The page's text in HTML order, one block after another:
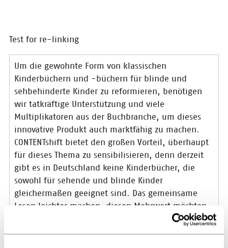
Test for re-linking
Um die gewohnte Form von klassischen
Kinderbüchern und -büchern für blinde und
sehbehinderte Kinder zu reformieren, benötigen
wir tatkräftige Unterstützung und viele
Multiplikatoren aus der Buchbranche, um dieses
innovative Produkt auch marktfähig zu machen.
CONTENTshift bietet den großen Vorteil, überhaupt
für dieses Thema zu sensibilisieren, denn derzeit
gibt es in Deutschland keine Kinderbücher, die
sowohl für sehende und blinde Kinder
gleichermaßen geeignet sind. Das gemeinsame
Lesen leichter machen, diesen Mehrwert möchten
Christina Oskui